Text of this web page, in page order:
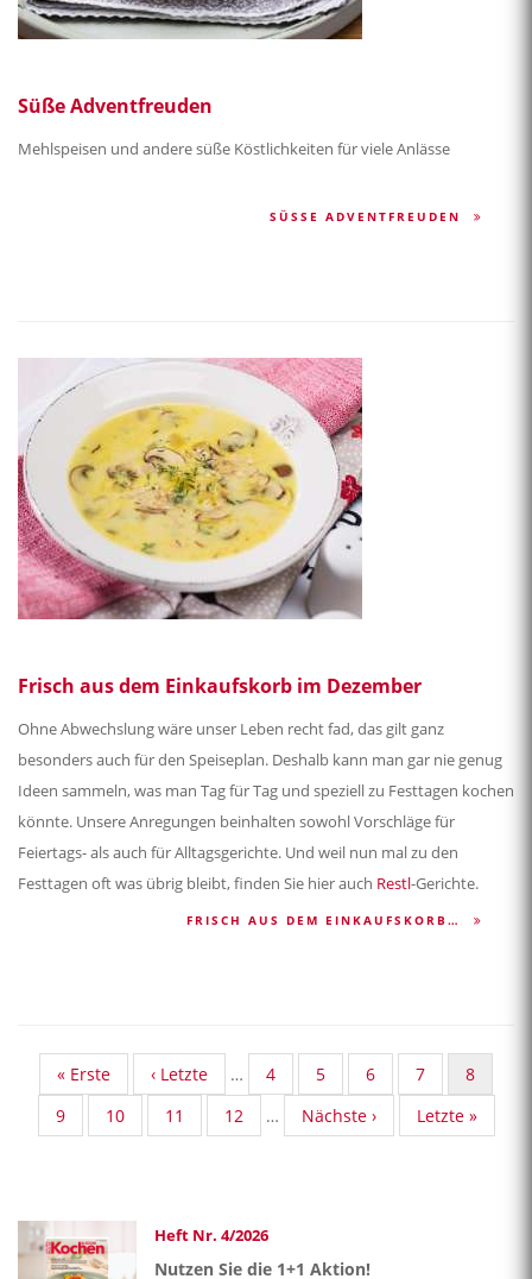
Süße Adventfreuden
Mehlspeisen und andere süße Köstlichkeiten für viele Anlässe
SÜSSE ADVENTFREUDEN
Frisch aus dem Einkaufskorb im Dezember
Ohne Abwechslung wäre unser Leben recht fad, das gilt ganz
besonders auch für den Speiseplan. Deshalb kann man gar nie genug
Ideen sammeln, was man Tag für Tag und speziell zu Festtagen kochen
könnte. Unsere Anregungen beinhalten sowohl Vorschläge für
Feiertags- als auch für Alltagsgerichte. Und weil nun mal zu den
Festtagen oft was übrig bleibt, finden Sie hier auch Restl-Gerichte.
FRISCH AUS DEM EINKAUFSKORB…
First
page
« Erste
Vorherige
Seite
‹ Letzte …
Standard
Taxonomy
Seite
4
Standard
Taxonomy
Seite
5
Standard
Taxonomy
Seite
6
Standard
Taxonomy
Seite
7
Aktuelle
Seite
8
Standard
Taxonomy
9
Standard
Taxonomy
10
Standard
Taxonomy
11
Standard
Taxonomy
12 …
Nächste
Seite
Nächste ›
Last
page
Letzte »
Heft Nr. 4/2026
Nutzen Sie die 1+1 Aktion!